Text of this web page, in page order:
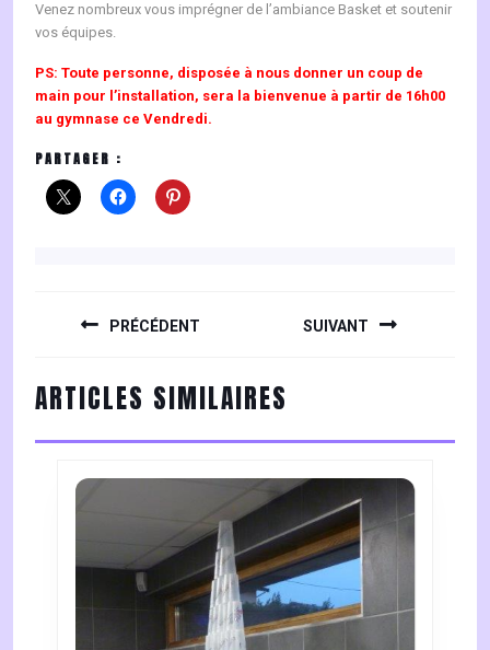
Venez nombreux vous imprégner de l’ambiance Basket et soutenir
vos équipes.
PS: Toute personne, disposée à nous donner un coup de
main pour l’installation, sera la bienvenue à partir de 16h00
au gymnase ce Vendredi.
PARTAGER :
PRÉCÉDENT
post:
SUIVANT
post:
ARTICLES SIMILAIRES